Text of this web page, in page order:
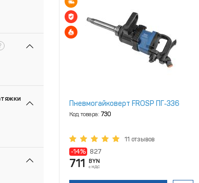
Пневмогайковерт FROSP ПГ‑336
Код товара: 730
11 отзывов
-14% 827
711 BYN
с НДС